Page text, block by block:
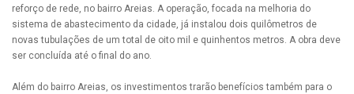
reforço de rede, no bairro Areias. A operação, focada na melhoria do
sistema de abastecimento da cidade, já instalou dois quilômetros de
novas tubulações de um total de oito mil e quinhentos metros. A obra deve
ser concluída até o final do ano.
Além do bairro Areias, os investimentos trarão benefícios também para o